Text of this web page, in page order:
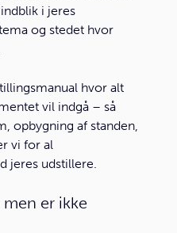
i jeres
og stedet hvor
hvor alt
vil indgå – så
opbygning af standen,
vi for al
jeres udstillere.
er ikke